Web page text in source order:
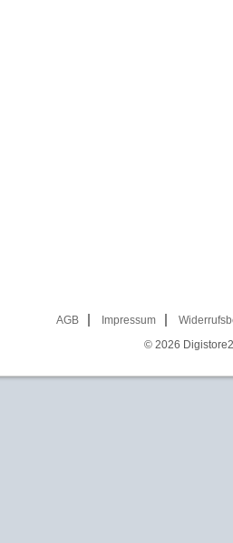
AGB Impressum
© 2026